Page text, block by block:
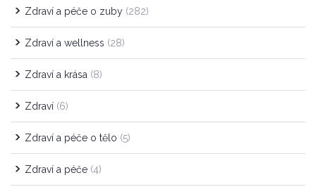
Zdraví a péče o zuby (282)
Zdraví a wellness (28)
Zdraví a krása (8)
Zdraví (6)
Zdraví a péče o tělo (5)
Zdraví a péče (4)